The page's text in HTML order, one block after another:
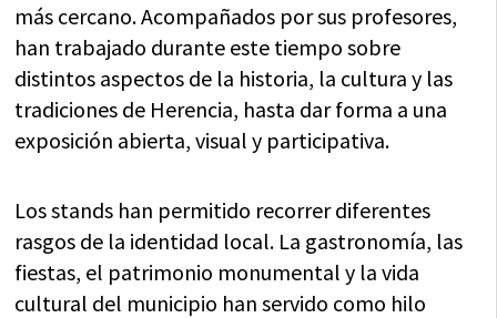
más cercano. Acompañados por sus profesores,
han trabajado durante este tiempo sobre
distintos aspectos de la historia, la cultura y las
tradiciones de Herencia, hasta dar forma a una
exposición abierta, visual y participativa.
Los stands han permitido recorrer diferentes
rasgos de la identidad local. La gastronomía, las
fiestas, el patrimonio monumental y la vida
cultural del municipio han servido como hilo